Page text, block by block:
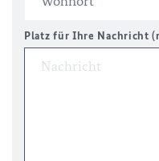
Platz für Ihre Nachricht